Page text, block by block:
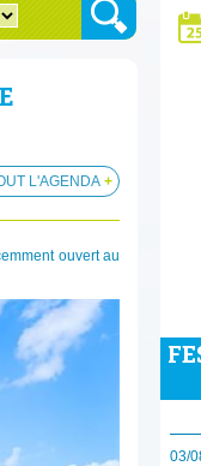
L'AGENDA +
ouvert au
03/